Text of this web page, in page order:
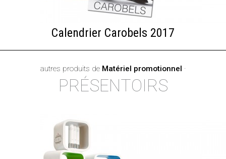
Calendrier Carobels 2017
autres produits de Matériel promotionnel ·
PRÉSENTOIRS